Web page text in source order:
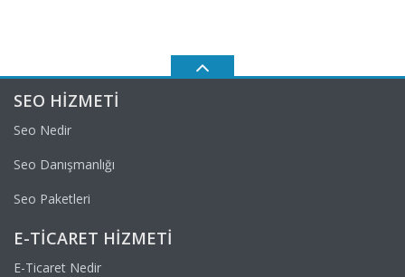
SEO HIZMETI
Seo Nedir
Seo Danışmanlığı
Seo Paketleri
E-TICARET HIZMETI
E-Ticaret Nedir